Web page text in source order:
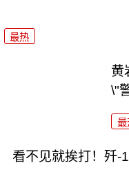
最热
黄
\"
最
看不见就挨打！歼-